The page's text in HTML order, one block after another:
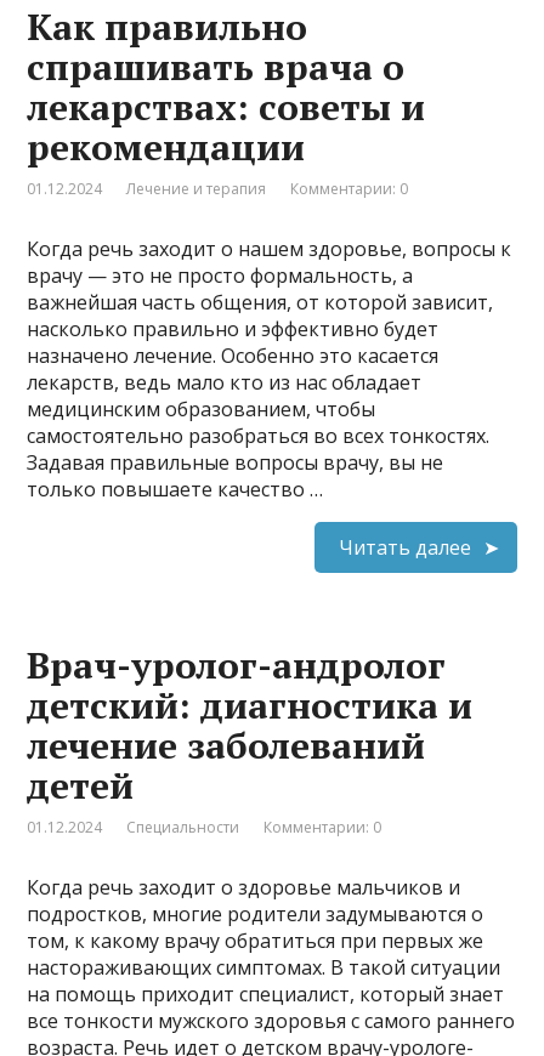
Как правильно
спрашивать врача о
лекарствах: советы и
рекомендации
01.12.2024 Лечение и терапия Комментарии: 0
Когда речь заходит о нашем здоровье, вопросы к
врачу — это не просто формальность, а
важнейшая часть общения, от которой зависит,
насколько правильно и эффективно будет
назначено лечение. Особенно это касается
лекарств, ведь мало кто из нас обладает
медицинским образованием, чтобы
самостоятельно разобраться во всех тонкостях.
Задавая правильные вопросы врачу, вы не
только повышаете качество …
Читать далее
Врач-уролог-андролог
детский: диагностика и
лечение заболеваний
детей
01.12.2024 Специальности Комментарии: 0
Когда речь заходит о здоровье мальчиков и
подростков, многие родители задумываются о
том, к какому врачу обратиться при первых же
настораживающих симптомах. В такой ситуации
на помощь приходит специалист, который знает
все тонкости мужского здоровья с самого раннего
возраста. Речь идет о детском врачу-урологе-